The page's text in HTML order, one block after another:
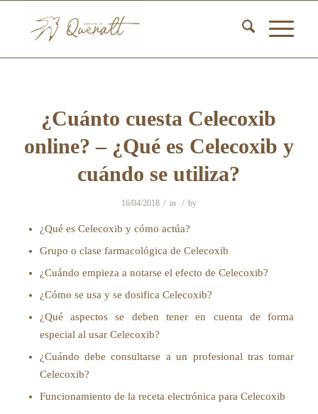
¿Cuánto cuesta Celecoxib​
online? – ¿Qué es Celecoxib y
cuándo se utiliza?
16/04/2018 / in / by
¿Qué es Celecoxib y cómo actúa?
Grupo o clase farmacológica de Celecoxib
¿Cuándo empieza a notarse el efecto de Celecoxib?
¿Cómo se usa y se dosifica Celecoxib?
¿Qué aspectos se deben tener en cuenta de forma
especial al usar Celecoxib?
¿Cuándo debe consultarse a un profesional tras tomar
Celecoxib?
Funcionamiento de la receta electrónica para Celecoxib